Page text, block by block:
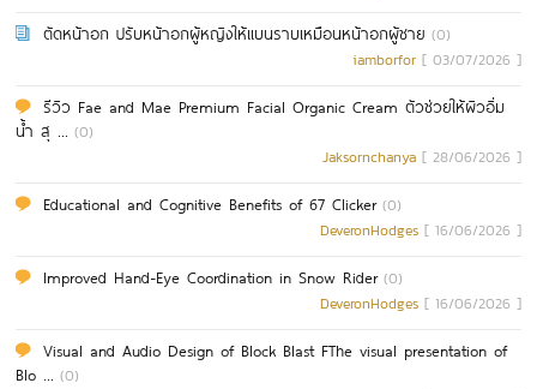
ตัดหน้าอก ปรับหน้าอกผู้หญิงให้แบนราบเหมือนหน้าอกผู้ชาย (0)
iamborfor [ 03/07/2026 ]
รีวิว Fae and Mae Premium Facial Organic Cream ตัวช่วยให้ผิวอิ่ม
น้ำ สุ ... (0)
Jaksornchanya [ 28/06/2026 ]
Educational and Cognitive Benefits of 67 Clicker (0)
DeveronHodges [ 16/06/2026 ]
Improved Hand-Eye Coordination in Snow Rider (0)
DeveronHodges [ 16/06/2026 ]
Visual and Audio Design of Block Blast FThe visual presentation of
Blo ... (0)